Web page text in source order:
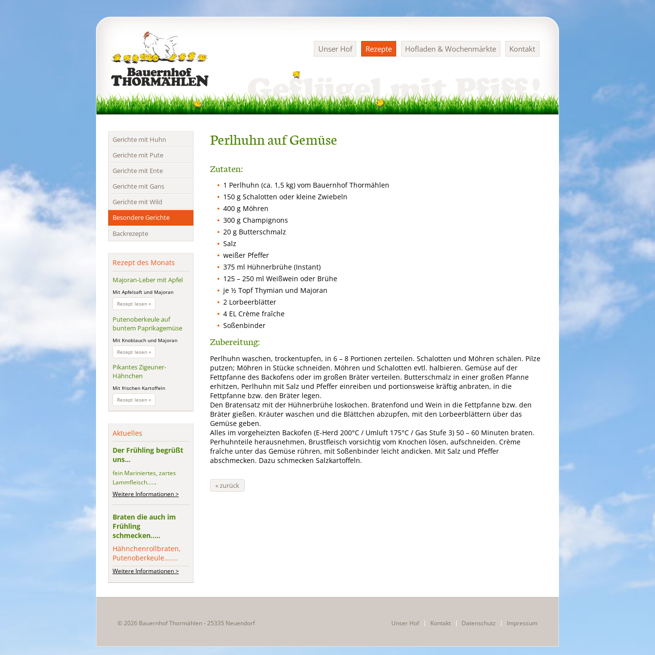
Navigation
überspringen
Unser Hof Rezepte Hofladen & Wochenmärkte Kontakt
Perlhuhn auf Gemüse
Zutaten:
1 Perlhuhn (ca. 1,5 kg) vom Bauernhof Thormählen
150 g Schalotten oder kleine Zwiebeln
400 g Möhren
300 g Champignons
20 g Butterschmalz
Salz
weißer Pfeffer
375 ml Hühnerbrühe (Instant)
125 – 250 ml Weißwein oder Brühe
je ½ Topf Thymian und Majoran
2 Lorbeerblätter
4 EL Crème fraîche
Soßenbinder
Zubereitung:
Perlhuhn waschen, trockentupfen, in 6 – 8 Portionen zerteilen. Schalotten und Möhren schälen. Pilze
putzen; Möhren in Stücke schneiden. Möhren und Schalotten evtl. halbieren. Gemüse auf der
Fettpfanne des Backofens oder im großen Bräter verteilen. Butterschmalz in einer großen Pfanne
erhitzen, Perlhuhn mit Salz und Pfeffer einreiben und portionsweise kräftig anbraten, in die
Fettpfanne bzw. den Bräter legen.
Den Bratensatz mit der Hühnerbrühe loskochen. Bratenfond und Wein in die Fettpfanne bzw. den
Bräter gießen. Kräuter waschen und die Blättchen abzupfen, mit den Lorbeerblättern über das
Gemüse geben.
Alles im vorgeheizten Backofen (E-Herd 200°C / Umluft 175°C / Gas Stufe 3) 50 – 60 Minuten braten.
Perhuhnteile herausnehmen, Brustfleisch vorsichtig vom Knochen lösen, aufschneiden. Crème
fraîche unter das Gemüse rühren, mit Soßenbinder leicht andicken. Mit Salz und Pfeffer
abschmecken. Dazu schmecken Salzkartoffeln.
« zurück
Navigation
überspringen
Gerichte mit Huhn
Gerichte mit Pute
Gerichte mit Ente
Gerichte mit Gans
Gerichte mit Wild
Besondere Gerichte
Backrezepte
Rezept des Monats
Majoran-Leber mit Apfel
Mit Apfelsaft und Majoran
Rezept lesen »Majoran-
Leber
mit
Apfel
Putenoberkeule auf
buntem Paprikagemüse
Mit Knoblauch und Majoran
Rezept lesen »Putenoberkeule
auf
Paprikagemüse
Pikantes Zigeuner-
Hähnchen
Mit frischen Kartoffeln
Rezept lesen »Pikantes
Zigeuner-
Hähnchen
Aktuelles
Der Frühling begrüßt
uns...
fein Mariniertes, zartes
Lammfleisch......
Weitere Informationen >
Braten die auch im
Frühling
schmecken.....
Hähnchenrollbraten,
Putenoberkeule.......
Weitere Informationen >
© 2026 Bauernhof Thormählen - 25335 Neuendorf Navigation
Unser Hof Kontakt Datenschutz Impressum